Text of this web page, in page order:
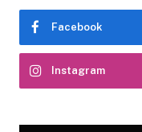
Facebook
Instagram